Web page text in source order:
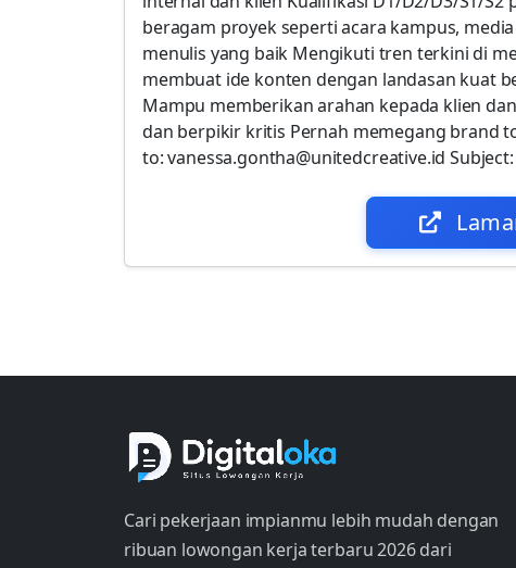
beragam proyek seperti acara kampus,
menulis yang baik Mengikuti tren terkini di
membuat ide konten dengan landasan kuat
Mampu memberikan arahan kepada klien
dan berpikir kritis Pernah memegang brand
to: vanessa.gontha@unitedcreative.id
Cari pekerjaan impianmu lebih mudah dengan
ribuan lowongan kerja terbaru 2026 dari